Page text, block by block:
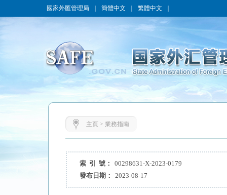
國家外匯管理局 簡體中文 繁體中文
主頁 > 業務指南
索 引 號：
00298631-X-2023-0179
發布日期：
2023-08-17